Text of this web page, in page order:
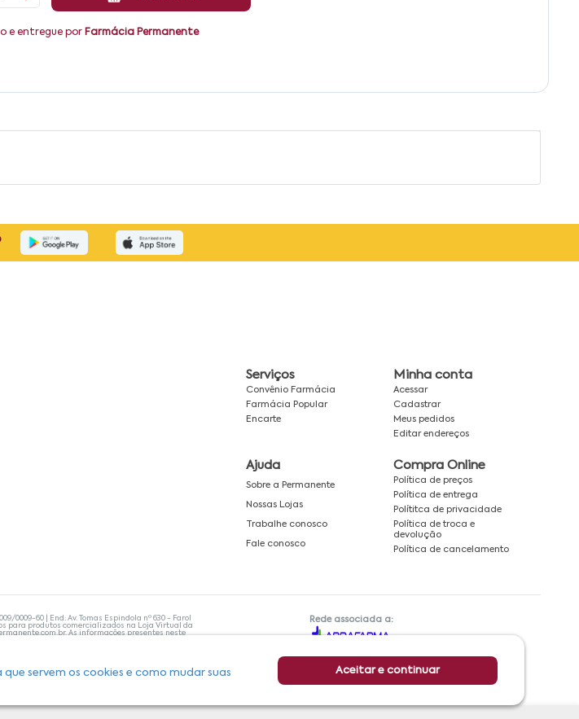
e entregue por Farmácia Permanente
que servem os cookies e como mudar suas
Aceitar e continuar
Serviços
Convênio Farmácia
Farmácia Popular
Encarte
Minha conta
Acessar
Cadastrar
Meus pedidos
Editar endereços
Ajuda
Sobre a Permanente
Nossas Lojas
Trabalhe conosco
Fale conosco
Compra Online
Política de preços
Política de entrega
Polítitca de privacidade
Política de troca e
devolução
Política de cancelamento
0009-60 | End: Av. Tomas Espindola nº 630 - Farol
para produtos comercializados na Loja Virtual da
. As informações presentes neste
Apenas o médico está capacitado para
A Farmácia Permanente trabalha com as
a segurança dos clientes são compromissos da
Rede associada a: